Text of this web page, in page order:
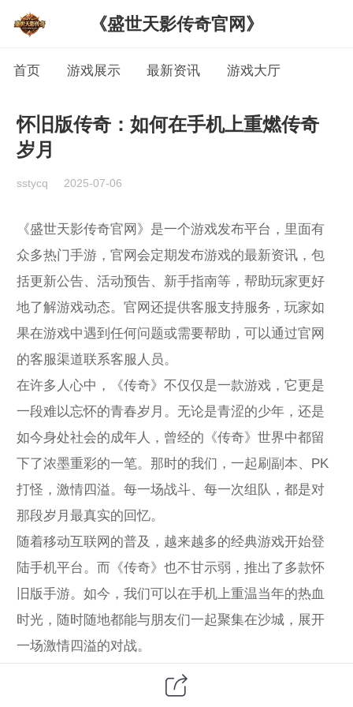
《盛世天影传奇官网》
首页 游戏展示 最新资讯 游戏大厅
怀旧版传奇：如何在手机上重燃传奇
岁月
sstycq 2025-07-06
《盛世天影传奇官网》是一个游戏发布平台，里面有
众多热门手游，官网会定期发布游戏的最新资讯，包
括更新公告、活动预告、新手指南等，帮助玩家更好
地了解游戏动态。官网还提供客服支持服务，玩家如
果在游戏中遇到任何问题或需要帮助，可以通过官网
的客服渠道联系客服人员。
在许多人心中，《传奇》不仅仅是一款游戏，它更是
一段难以忘怀的青春岁月。无论是青涩的少年，还是
如今身处社会的成年人，曾经的《传奇》世界中都留
下了浓墨重彩的一笔。那时的我们，一起刷副本、PK
打怪，激情四溢。每一场战斗、每一次组队，都是对
那段岁月最真实的回忆。
随着移动互联网的普及，越来越多的经典游戏开始登
陆手机平台。而《传奇》也不甘示弱，推出了多款怀
旧版手游。如今，我们可以在手机上重温当年的热血
时光，随时随地都能与朋友们一起聚集在沙城，展开
一场激情四溢的对战。
如何在手机上重燃《传奇》岁月呢？选择一款正宗的
怀旧版《传奇》手游至关重要。这些手游不仅忠实还